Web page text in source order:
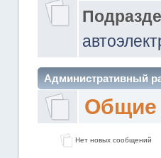
Административный
Общие
Нет новых сообщений